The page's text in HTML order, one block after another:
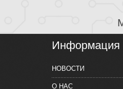
Информация
НОВОСТИ
О НАС